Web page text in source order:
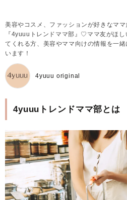
美容やコスメ、ファッションが好きなマ
『4yuuuトレンドママ部』♡ママ友がほ
てくれる方、美容やママ向けの情報を一
います！
4yuuu original
4yuuuトレンドママ部とは